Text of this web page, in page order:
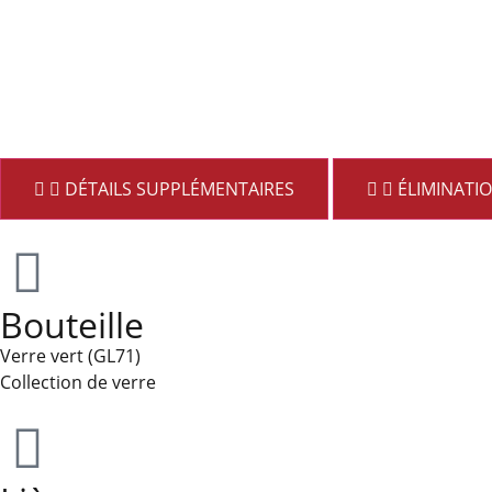
DÉTAILS SUPPLÉMENTAIRES
Bouteille
Verre vert (GL71)
Collection de verre